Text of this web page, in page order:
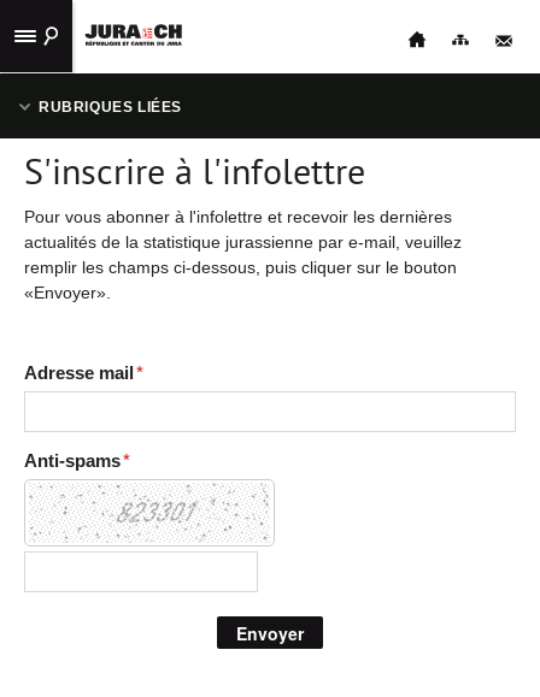
LIENS
UTILES
NAVIGATION
RUBRIQUES LIÉES
ACCUEIL
HOME
HOME
STATISTIQUES
PUBLICATIONS
LIENS UTILES
S'inscrire à l'infolettre
Pour vous abonner à l'infolettre et recevoir les dernières
actualités de la statistique jurassienne par e-mail, veuillez
remplir les champs ci-dessous, puis cliquer sur le bouton
«Envoyer».
Adresse mail*
Anti-spams*
Envoyer